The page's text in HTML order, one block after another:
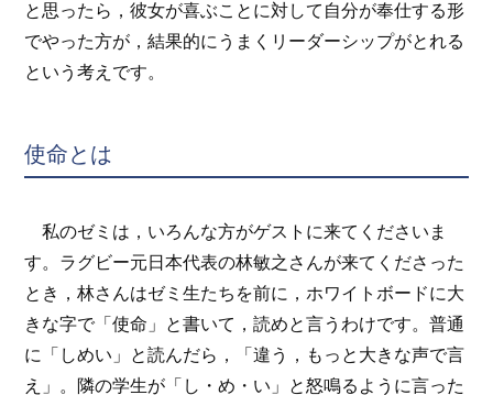
と思ったら，彼女が喜ぶことに対して自分が奉仕する形
でやった方が，結果的にうまくリーダーシップがとれる
という考えです。
使命とは
私のゼミは，いろんな方がゲストに来てくださいま
す。ラグビー元日本代表の林敏之さんが来てくださった
とき，林さんはゼミ生たちを前に，ホワイトボードに大
きな字で「使命」と書いて，読めと言うわけです。普通
に「しめい」と読んだら，「違う，もっと大きな声で言
え」。隣の学生が「し・め・い」と怒鳴るように言った